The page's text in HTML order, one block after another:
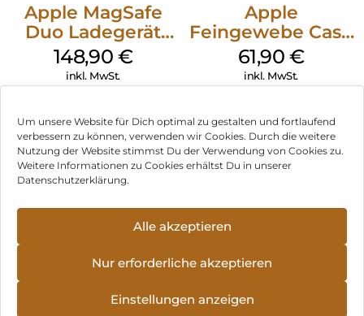
Um unsere Website für Dich optimal zu gestalten und fortlaufend
verbessern zu können, verwenden wir Cookies. Durch die weitere
Nutzung der Website stimmst Du der Verwendung von Cookies zu.
Weitere Informationen zu Cookies erhältst Du in unserer
Datenschutzerklärung.
Alle akzeptieren
Nur erforderliche akzeptieren
Einstellungen anzeigen
Apple MagSafe
Duo Ladegerät
Weiß
148,90 €
inkl. MwSt.
Apple
Feingewebe Case
iPhone 15 Pro
MagSafe Schwarz
61,90 €
inkl. MwSt.
Impressum
Hinweis zur Batterieentsorgung